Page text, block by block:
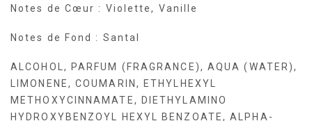
Notes de Cœur : Violette, Vanille
Notes de Fond : Santal
ALCOHOL, PARFUM (FRAGRANCE), AQUA (WATER),
LIMONENE, COUMARIN, ETHYLHEXYL
METHOXYCINNAMATE, DIETHYLAMINO
HYDROXYBENZOYL HEXYL BENZOATE, ALPHA-